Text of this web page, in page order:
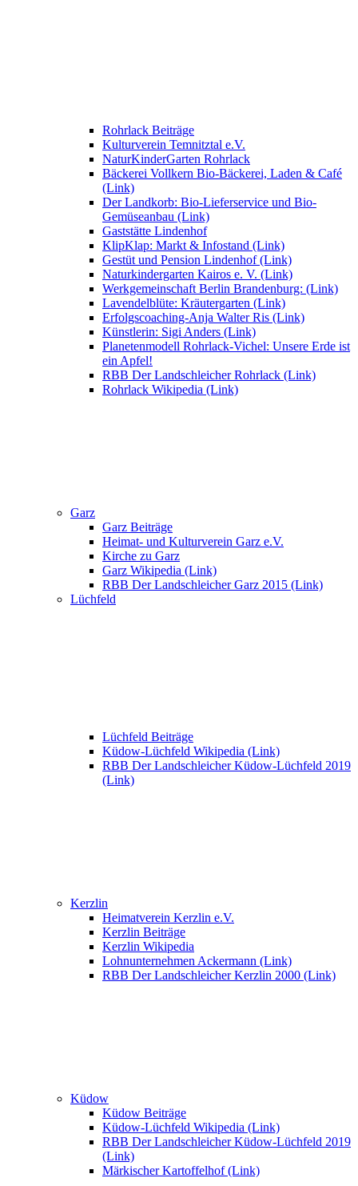
Rohrlack Beiträge
Kulturverein Temnitztal e.V.
NaturKinderGarten Rohrlack
Bäckerei Vollkern Bio-Bäckerei, Laden & Café
(Link)
Der Landkorb: Bio-Lieferservice und Bio-
Gemüseanbau (Link)
Gaststätte Lindenhof
KlipKlap: Markt & Infostand (Link)
Gestüt und Pension Lindenhof (Link)
Naturkindergarten Kairos e. V. (Link)
Werkgemeinschaft Berlin Brandenburg: (Link)
Lavendelblüte: Kräutergarten (Link)
Erfolgscoaching-Anja Walter Ris (Link)
Künstlerin: Sigi Anders (Link)
Planetenmodell Rohrlack-Vichel: Unsere Erde ist
ein Apfel!
RBB Der Landschleicher Rohrlack (Link)
Rohrlack Wikipedia (Link)
Garz
Garz Beiträge
Heimat- und Kulturverein Garz e.V.
Kirche zu Garz
Garz Wikipedia (Link)
RBB Der Landschleicher Garz 2015 (Link)
Lüchfeld
Lüchfeld Beiträge
Küdow-Lüchfeld Wikipedia (Link)
RBB Der Landschleicher Küdow-Lüchfeld 2019
(Link)
Kerzlin
Heimatverein Kerzlin e.V.
Kerzlin Beiträge
Kerzlin Wikipedia
Lohnunternehmen Ackermann (Link)
RBB Der Landschleicher Kerzlin 2000 (Link)
Küdow
Küdow Beiträge
Küdow-Lüchfeld Wikipedia (Link)
RBB Der Landschleicher Küdow-Lüchfeld 2019
(Link)
Märkischer Kartoffelhof (Link)